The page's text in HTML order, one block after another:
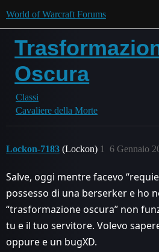
World of Warcraft Forums
Oscura
Classi
Cavaliere della Morte
Lockon-7183 (Lockon) 6 Gennaio
1
Salve, oggi mentre facevo
possesso di una berserker e ho
“trasformazione oscura” non
tu e il tuo servitore. Volevo
oppure e un bugXD.